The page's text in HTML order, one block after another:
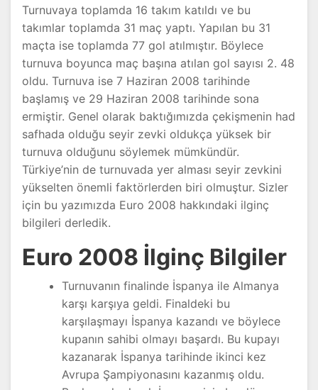
Turnuvaya toplamda 16 takım katıldı ve bu
takımlar toplamda 31 maç yaptı. Yapılan bu 31
maçta ise toplamda 77 gol atılmıştır. Böylece
turnuva boyunca maç başına atılan gol sayısı 2. 48
oldu. Turnuva ise 7 Haziran 2008 tarihinde
başlamış ve 29 Haziran 2008 tarihinde sona
ermiştir. Genel olarak baktığımızda çekişmenin had
safhada olduğu seyir zevki oldukça yüksek bir
turnuva olduğunu söylemek mümkündür.
Türkiye’nin de turnuvada yer alması seyir zevkini
yükselten önemli faktörlerden biri olmuştur. Sizler
için bu yazımızda Euro 2008 hakkındaki ilginç
bilgileri derledik.
Euro 2008 İlginç Bilgiler
Turnuvanın finalinde İspanya ile Almanya
karşı karşıya geldi. Finaldeki bu
karşılaşmayı İspanya kazandı ve böylece
kupanın sahibi olmayı başardı. Bu kupayı
kazanarak İspanya tarihinde ikinci kez
Avrupa Şampiyonasını kazanmış oldu.